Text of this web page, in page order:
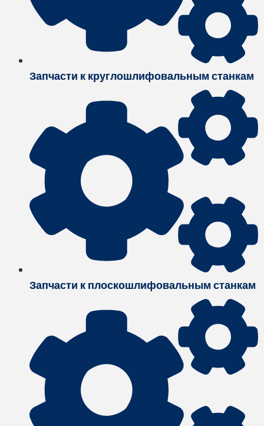
Запчасти к круглошлифовальным станкам
Запчасти к плоскошлифовальным станкам